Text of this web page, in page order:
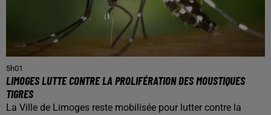
5h01
LIMOGES LUTTE CONTRE LA PROLIFÉRATION DES MOUSTIQUES
TIGRES
La Ville de Limoges reste mobilisée pour lutter contre la